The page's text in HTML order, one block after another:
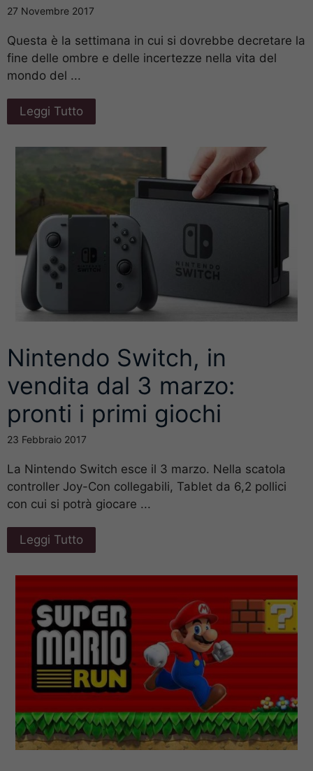
27 Novembre 2017
Questa è la settimana in cui si dovrebbe decretare la
fine delle ombre e delle incertezze nella vita del
mondo del ...
Leggi Tutto
Nintendo Switch, in
vendita dal 3 marzo:
pronti i primi giochi
23 Febbraio 2017
La Nintendo Switch esce il 3 marzo. Nella scatola
controller Joy-Con collegabili, Tablet da 6,2 pollici
con cui si potrà giocare ...
Leggi Tutto